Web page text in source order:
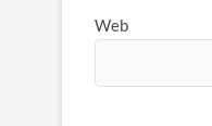
Web